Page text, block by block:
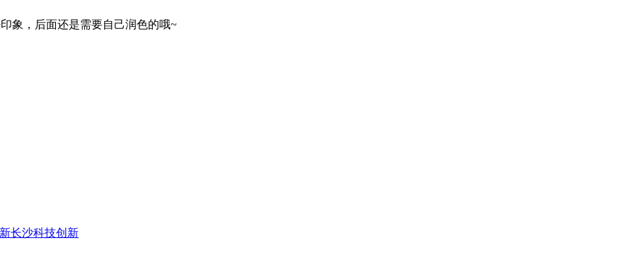
象，后面还是需要自己润色的哦~
长沙科技创新